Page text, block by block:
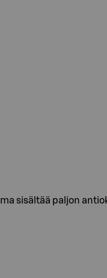
sisältää paljon